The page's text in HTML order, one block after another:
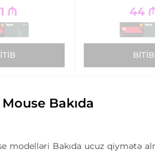
₼ 44
BITIB
Bakıda
modelləri Bakıda ucuz qiymətə